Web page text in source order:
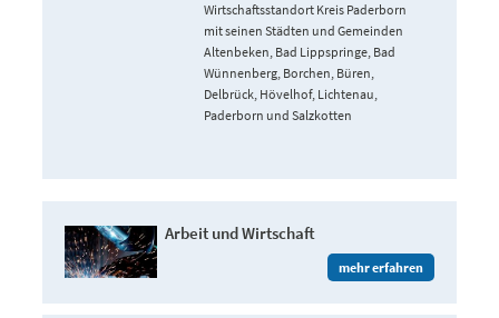
Wirtschaftsstandort Kreis Paderborn
mit seinen Städten und Gemeinden
Altenbeken, Bad Lippspringe, Bad
Wünnenberg, Borchen, Büren,
Delbrück, Hövelhof, Lichtenau,
Paderborn und Salzkotten
Arbeit und Wirtschaft
mehr erfahren